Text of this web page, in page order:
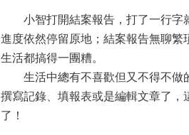
小智打開結案報告，打了一行字
進度依然停留原地；結案報告無聊
生活都搞得一團糟。
生活中總有不喜歡但又不得不做
撰寫記錄、填報表或是編輯文章了
了！